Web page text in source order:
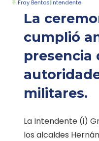
Fray Bentos|Intendente
La
cumplió
presencia
militares.
La Intendente (i)
los alcaldes